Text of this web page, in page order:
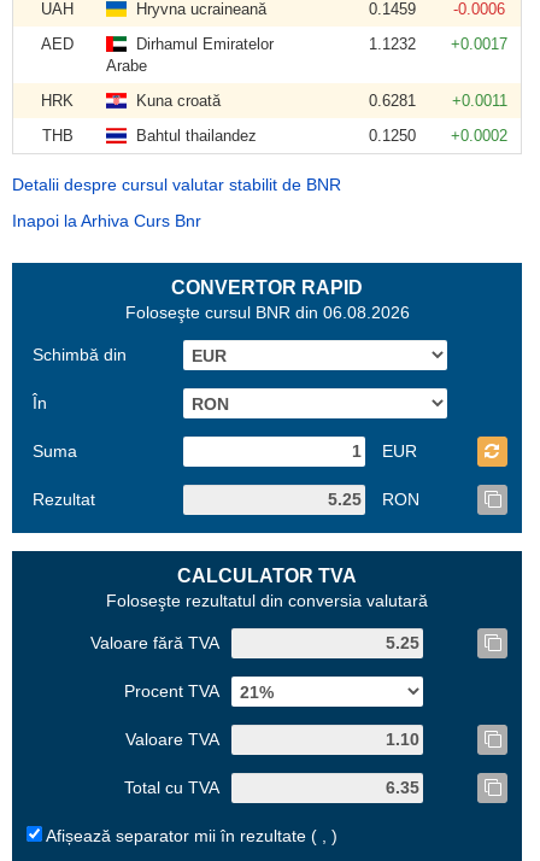
UAH
Hryvna ucraineană 0.1459
-0.0006
AED
Dirhamul Emiratelor
Arabe
1.1232 +0.0017
HRK Kuna croată 0.6281
+0.0011
THB
Bahtul thailandez 0.1250 +0.0002
Detalii despre cursul valutar stabilit de BNR
Inapoi la Arhiva Curs Bnr
CONVERTOR RAPID
Foloseşte cursul BNR din 06.08.2026
Schimbă din
În
Suma EUR
Rezultat RON
CALCULATOR TVA
Foloseşte rezultatul din conversia valutară
Valoare fără TVA
Procent TVA
Valoare TVA
Total cu TVA
Afișează separator mii în rezultate ( , )